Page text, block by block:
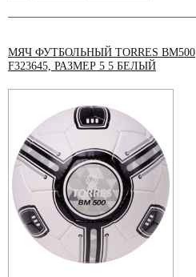
МЯЧ ФУТБОЛЬНЫЙ TORRES BM500
F323645, РАЗМЕР 5 5 БЕЛЫЙ